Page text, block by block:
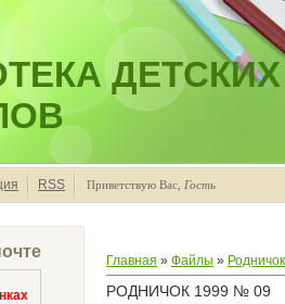
ДЕТСКИХ
RSS Приветствую Вас Гость
Главная » Файлы » Родничок
РОДНИЧОК 1999 № 09